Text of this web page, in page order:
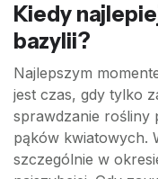
Kiedy
bazylii?
Najlepszym
jest czas, gdy tylko
sprawdzanie rośliny
pąków kwiatowych.
szczególnie w